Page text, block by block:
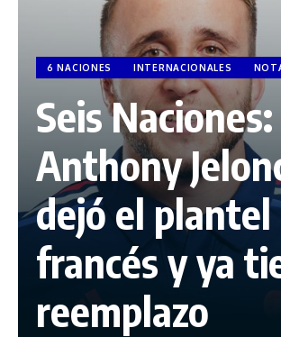
6 NACIONES INTERNACIONALES
Seis Naciones:
Anthony
dejó el plantel
francés y ya
reemplazo